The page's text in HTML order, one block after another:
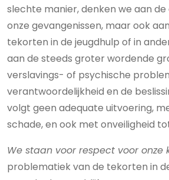
slechte manier, denken we aan
onze gevangenissen, maar ook
tekorten in de jeugdhulp of in
aan de steeds groter wordende
verslavings- of psychische
verantwoordelijkheid en de
volgt geen adequate uitvoering,
schade, en ook met onveiligheid
We staan voor respect voor onze
problematiek van de tekorten in